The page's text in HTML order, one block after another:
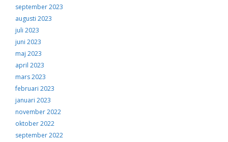
september 2023
augusti 2023
juli 2023
juni 2023
maj 2023
april 2023
mars 2023
februari 2023
januari 2023
november 2022
oktober 2022
september 2022